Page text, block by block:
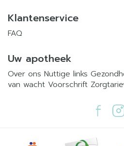
Klantenservice
FAQ
Uw apotheek
Over ons Nuttige links
van wacht Voorschrift